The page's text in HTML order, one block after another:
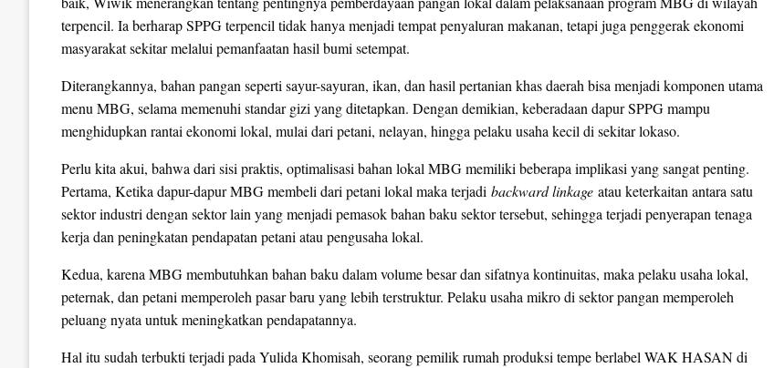
terpencil. Ia berharap SPPG terpencil tidak hanya menjadi tempat penyaluran makanan, tetapi juga penggerak ekonomi
masyarakat sekitar melalui pemanfaatan hasil bumi setempat.
Diterangkannya, bahan pangan seperti sayur-sayuran, ikan, dan hasil pertanian khas daerah bisa menjadi komponen utama
menu MBG, selama memenuhi standar gizi yang ditetapkan. Dengan demikian, keberadaan dapur SPPG mampu
menghidupkan rantai ekonomi lokal, mulai dari petani, nelayan, hingga pelaku usaha kecil di sekitar lokaso.
Perlu kita akui, bahwa dari sisi praktis, optimalisasi bahan lokal MBG memiliki beberapa implikasi yang sangat penting.
Pertama, Ketika dapur-dapur MBG membeli dari petani lokal maka terjadi backward linkage atau keterkaitan antara satu
sektor industri dengan sektor lain yang menjadi pemasok bahan baku sektor tersebut, sehingga terjadi penyerapan tenaga
kerja dan peningkatan pendapatan petani atau pengusaha lokal.
Kedua, karena MBG membutuhkan bahan baku dalam volume besar dan sifatnya kontinuitas, maka pelaku usaha lokal,
peternak, dan petani memperoleh pasar baru yang lebih terstruktur. Pelaku usaha mikro di sektor pangan memperoleh
peluang nyata untuk meningkatkan pendapatannya.
Hal itu sudah terbukti terjadi pada Yulida Khomisah, seorang pemilik rumah produksi tempe berlabel WAK HASAN di